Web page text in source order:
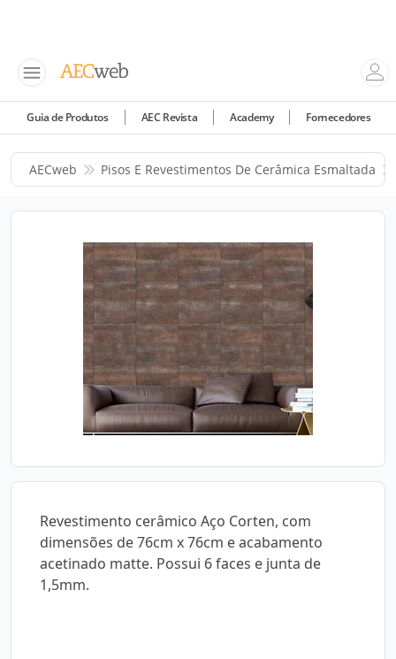
Guia de Produtos AEC Revista Academy Fornecedores
AECweb Pisos E Revestimentos De Cerâmica Esmaltada
Revestimento cerâmico Aço Corten, com
dimensões de 76cm x 76cm e acabamento
acetinado matte. Possui 6 faces e junta de
1,5mm.